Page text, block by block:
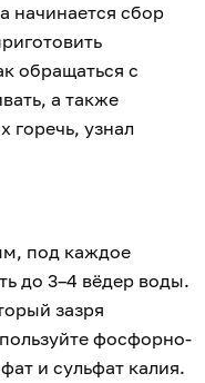
начинается сбор
обращаться с
а также
горечь, узнал
под каждое
до 3–4 вёдер воды.
зазря
фосфорно-
и сульфат калия.